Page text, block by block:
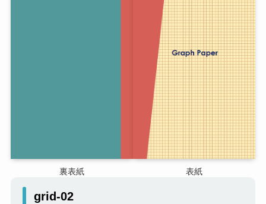
裏表紙 表紙
grid-02